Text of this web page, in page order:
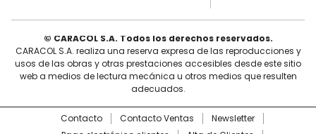
© CARACOL S.A. Todos los derechos reservados.
CARACOL S.A. realiza una reserva expresa de las reproducciones y
usos de las obras y otras prestaciones accesibles desde este sitio
web a medios de lectura mecánica u otros medios que resulten
adecuados.
Contacto Contacto Ventas
Newsletter